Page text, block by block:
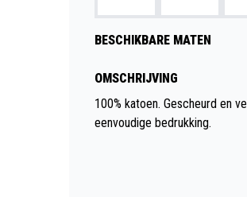
BESCHIKBARE MATEN
OMSCHRIJVING
100% katoen. Gescheurd en
eenvoudige bedrukking.